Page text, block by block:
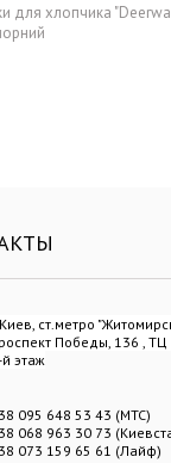
для хлопчика
ст.метро
Победы, 136 , ТЦ
й этаж
095 648 53 43 (МТС)
068 963 30 73
073 159 65 61 (Лайф)